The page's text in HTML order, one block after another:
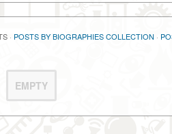
· POSTS BY BIOGRAPHIES COLLECTION ·
EMPTY